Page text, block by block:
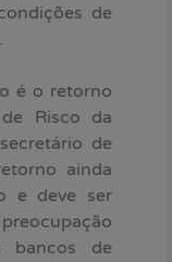
de
é o retorno
Risco da
de
ainda
e deve ser
bancos de